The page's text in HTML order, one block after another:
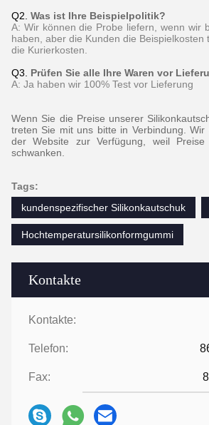
Kontakte
Kontakte:
Telefon:
Fax:
Q2. Was ist Ihre Beispielpolitik?
A: Wir können die Probe liefern, wenn wir
haben, aber die Kunden die Beispielkosten
die Kurierkosten.
Q3. Prüfen Sie alle Ihre Waren vor
A: Ja haben wir 100% Test vor Lieferung
Wenn Sie die Preise unserer
treten Sie mit uns bitte in Verbindung. Wir
der Website zur Verfügung, weil
schwanken.
Tags:
kundenspezifischer Silikonkautschuk
Hochtemperatursilikonformgummi